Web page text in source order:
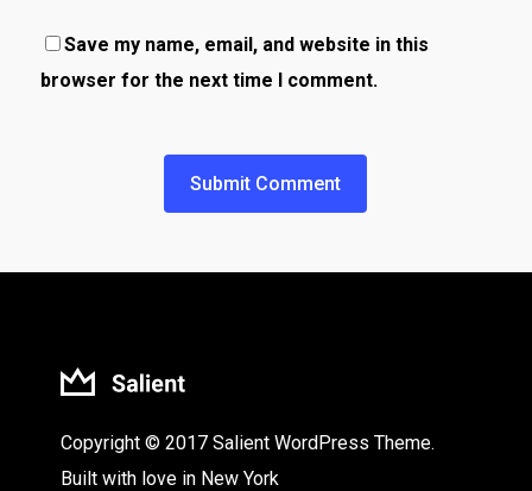
Save my name, email, and website in this
browser for the next time I comment.
Copyright © 2017 Salient WordPress Theme.
Built with love in New York